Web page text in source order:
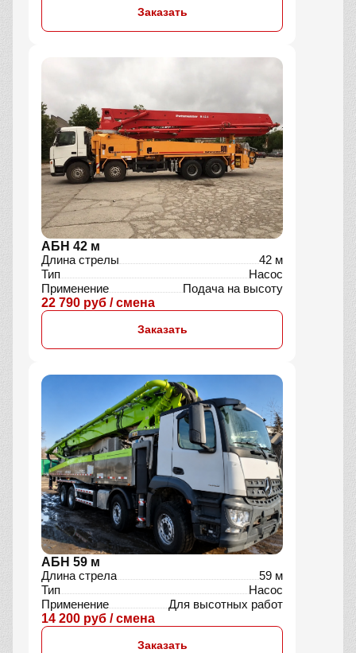
Заказать
АБН 42 м
Длина стрелы
42 м
Тип
Насос
Применение
Подача на высоту
22 790 руб / смена
Заказать
АБН 59 м
Длина стрела
59 м
Тип
Насос
Применение
Для высотных работ
14 200 руб / смена
Заказать